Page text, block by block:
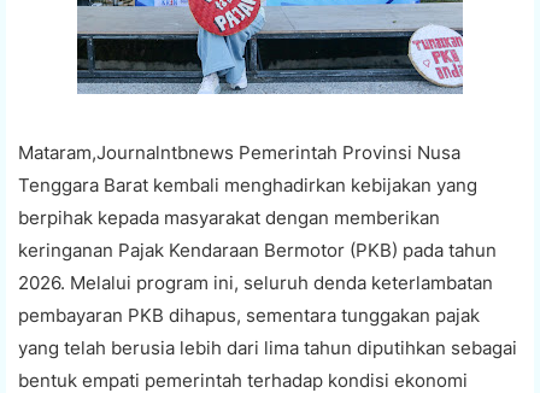
Mataram,Journalntbnews Pemerintah Provinsi Nusa
Tenggara Barat kembali menghadirkan kebijakan yang
berpihak kepada masyarakat dengan memberikan
keringanan Pajak Kendaraan Bermotor (PKB) pada tahun
2026. Melalui program ini, seluruh denda keterlambatan
pembayaran PKB dihapus, sementara tunggakan pajak
yang telah berusia lebih dari lima tahun diputihkan sebagai
bentuk empati pemerintah terhadap kondisi ekonomi